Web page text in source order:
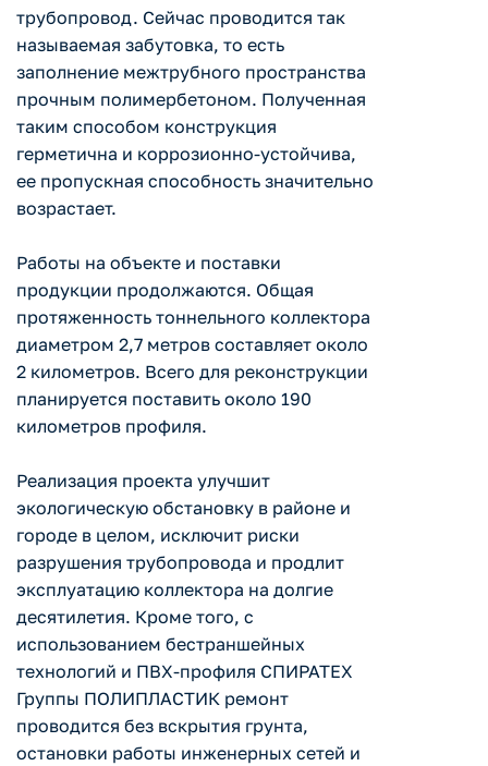
трубопровод. Сейчас проводится так
называемая забутовка, то есть
заполнение межтрубного пространства
прочным полимербетоном. Полученная
таким способом конструкция
герметична и коррозионно-устойчива,
ее пропускная способность значительно
возрастает.
Работы на объекте и поставки
продукции продолжаются. Общая
протяженность тоннельного коллектора
диаметром 2,7 метров составляет около
2 километров. Всего для реконструкции
планируется поставить около 190
километров профиля.
Реализация проекта улучшит
экологическую обстановку в районе и
городе в целом, исключит риски
разрушения трубопровода и продлит
эксплуатацию коллектора на долгие
десятилетия. Кроме того, с
использованием бестраншейных
технологий и ПВХ-профиля СПИРАТЕХ
Группы ПОЛИПЛАСТИК ремонт
проводится без вскрытия грунта,
остановки работы инженерных сетей и